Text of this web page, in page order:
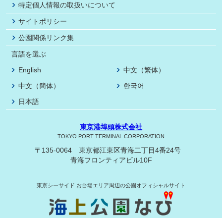
特定個人情報の取扱いについて
サイトポリシー
公園関係リンク集
言語を選ぶ
English
中文（繁体）
中文（簡体）
한국어
日本語
東京港埠頭株式会社
TOKYO PORT TERMINAL CORPORATION
〒135-0064 東京都江東区青海二丁目4番24号
青海フロンティアビル10F
東京シーサイド お台場エリア周辺の公園オフィシャルサイト